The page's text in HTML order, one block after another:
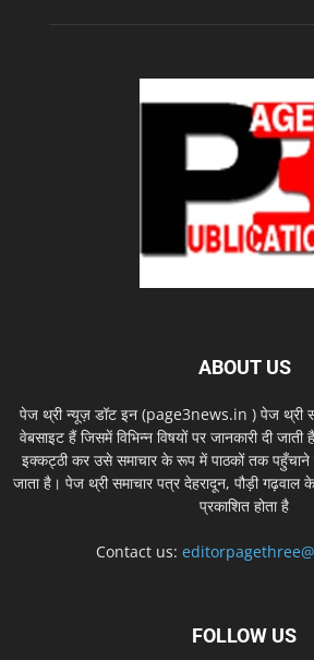
ABOUT US
पेज थ्री न्यूज़ डॉट इन (page3news.in ) पेज थ्री
वेबसाइट हैं जिसमें विभिन्न विषयों पर जानकारी दी जाती
इक्कट्ठी कर उसे समाचार के रूप में पाठकों तक पहुँचाने का
जाता है। पेज थ्री समाचार पत्र देहरादून, पौड़ी गढ़वाल
प्रकाशित होता है
Contact us:
FOLLOW US